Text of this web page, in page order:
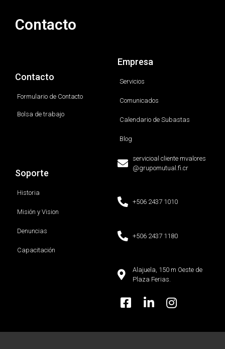
Contacto
Contacto
Formulario de Contacto
Bolsa de trabajo
Empresa
Servicios
Comunicados
Calendario de Subastas
Blog
Soporte
Historia
Misión y Vision
Denuncias
Capacitación
servicioal cliente mvalores
@grupomutual.fi.cr
+506 2437 1010
+506 2437 1180
Alajuela, 150 m Oeste de
Plaza Ferias.